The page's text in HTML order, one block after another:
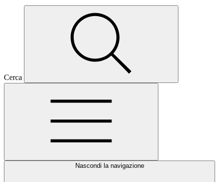
Cerca
Nascondi la navigazione